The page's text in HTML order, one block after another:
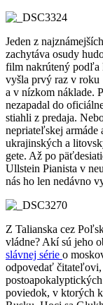
Jeden z
zachytáva osudy
film nakrútený podľa
vyšla prvý raz v roku
a v nízkom náklade.
nezapadal do
stiahli z predaja.
nepriateľskej armáde
ukrajinských a
gete. Až po
Ullstein Pianista v
nás ho len nedávno
Z Talianska cez
vládne? Akí sú jeho
slávnej série o
odpovedať
poviedok, v ktorých